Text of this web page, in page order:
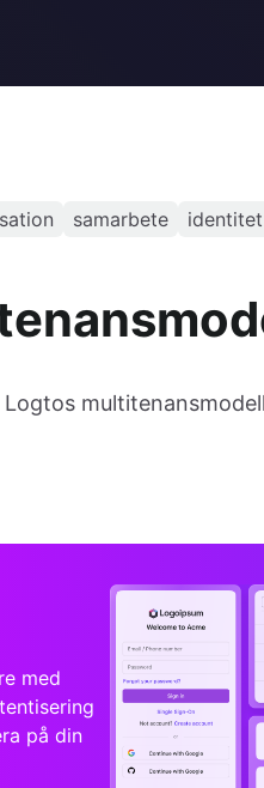
samarbete identitet
med
på din